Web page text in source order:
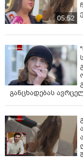
მიწისქვეშა
განცხადებით,
შემთხვევა უკვე
უსაფრთხოების
მოაჯირების
პრობლემა ამ
ფოტოები: დავით
05:52
განცხადებას